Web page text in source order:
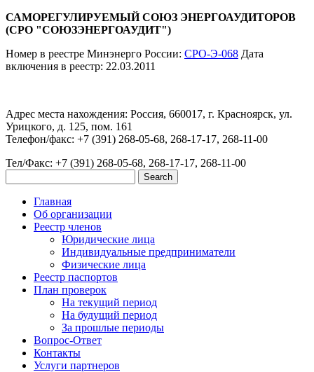
САМОРЕГУЛИРУЕМЫЙ СОЮЗ ЭНЕРГОАУДИТОРОВ
(СРО "СОЮЗЭНЕРГОАУДИТ")
Номер в реестре Минэнерго России: СРО-Э-068 Дата
включения в реестр: 22.03.2011
Адрес места нахождения: Россия, 660017, г. Красноярск, ул.
Урицкого, д. 125, пом. 161
Телефон/факс: +7 (391) 268-05-68, 268-17-17, 268-11-00
Тел/Факс: +7 (391) 268-05-68, 268-17-17, 268-11-00
Главная
Об организации
Реестр членов
Юридические лица
Индивидуальные предприниматели
Физические лица
Реестр паспортов
План проверок
На текущий период
На будущий период
За прошлые периоды
Вопрос-Ответ
Контакты
Услуги партнеров